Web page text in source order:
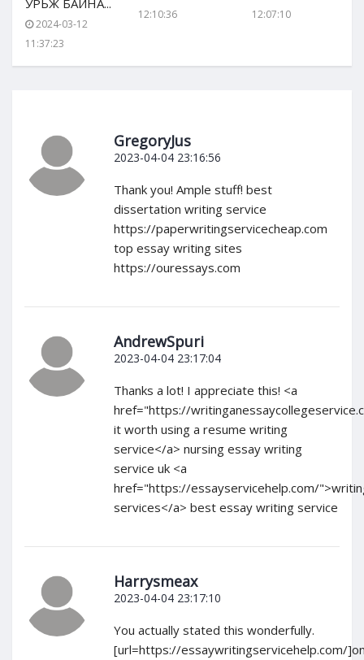
УРЬЖ БАЙНА...
2024-03-12
11:37:23
12:10:36
12:07:10
GregoryJus
2023-04-04 23:16:56
Thank you! Ample stuff! best
dissertation writing service
https://paperwritingservicecheap.com
top essay writing sites
https://ouressays.com
AndrewSpuri
2023-04-04 23:17:04
Thanks a lot! I appreciate this! <a
href="https://
it worth using a resume writing
service</a> nursing essay writing
service uk <a
href="https://essayservicehelp.com/
services</a> best essay writing service
Harrysmeax
2023-04-04 23:17:10
You actually stated this wonderfully.
[url=https://essaywritingservicehelp.com/